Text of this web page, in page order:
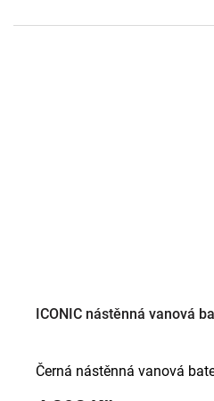
ICONIC nástěnná vanová
Černá nástěnná vanová